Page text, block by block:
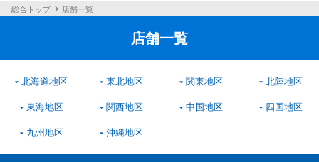
総合トップ 店舗一覧
店舗一覧
北海道地区 東北地区 関東地区 北陸地区
東海地区 関西地区 中国地区 四国地区
九州地区 沖縄地区